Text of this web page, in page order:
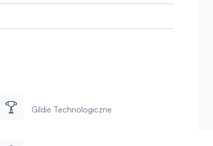
Gildie Technologiczne